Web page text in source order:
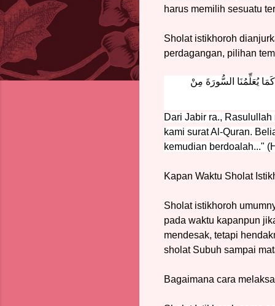
harus memilih sesuatu
Sholat istikhoroh
perdagangan, pilihan
يُعَلِّمُنَا السُّورَةَ مِنْ
Dari Jabir ra.,
kami surat Al-Quran.
kemudian berdoalah..."
Kapan Waktu Sholat
Sholat istikhoroh
pada waktu kapanpun
mendesak, tetapi
sholat Subuh sampai
Bagaimana cara